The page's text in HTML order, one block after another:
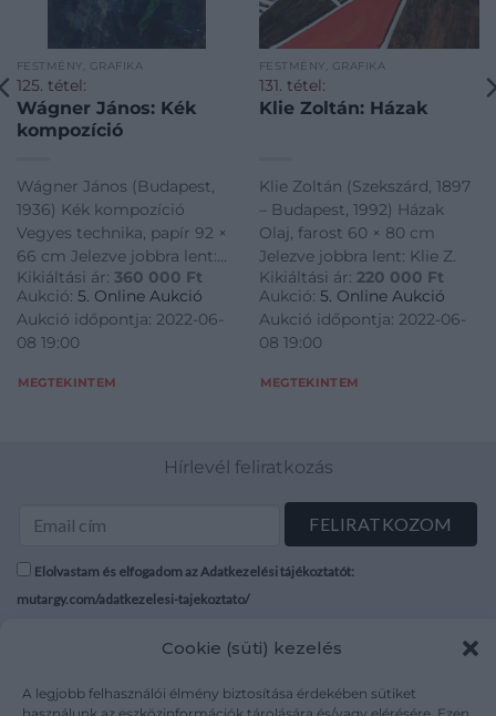
Cookie (süti) kezelés
A legjobb felhasználói élmény biztosítása érdekében sütiket
FESTMÉNY, GRAFIKA
125. tétel:
Wágner János: Kék
kompozíció
Wágner János (Budapest,
1936) Kék kompozíció
Vegyes technika, papír 92 ×
66 cm Jelezve jobbra lent:
Wágner
Kikiáltási ár: 360 000 Ft
Aukció: 5. Online Aukció
Aukció időpontja: 2022-06-
08 19:00
MEGTEKINTEM
FESTMÉNY, GRAFIKA
131. tétel:
Klie Zoltán: Házak
Klie Zoltán (Szekszárd, 1897
– Budapest, 1992) Házak
Olaj, farost 60 × 80 cm
Jelezve jobbra lent: Klie Z.
Kikiáltási ár: 220 000 Ft
Aukció: 5. Online Aukció
Aukció időpontja: 2022-06-
08 19:00
MEGTEKINTEM
Hírlevél feliratkozás
Elolvastam és elfogadom az Adatkezelési tájékoztatót:
mutargy.com/adatkezelesi-tajekoztato/
Karrier
Áraink
Adatvédelem